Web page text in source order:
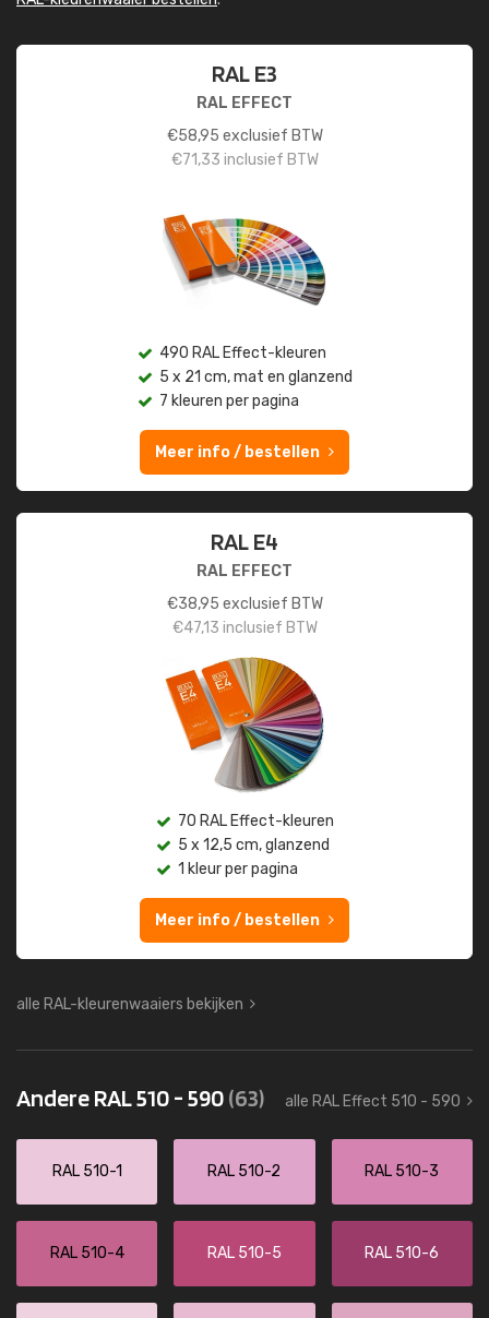
RAL E3
RAL EFFECT
€58,95 exclusief BTW
€71,33 inclusief BTW
490 RAL Effect-kleuren
5 x 21 cm, mat en glanzend
7 kleuren per pagina
Meer info / bestellen
RAL E4
RAL EFFECT
€38,95 exclusief BTW
€47,13 inclusief BTW
70 RAL Effect-kleuren
5 x 12,5 cm, glanzend
1 kleur per pagina
Meer info / bestellen
alle RAL-kleurenwaaiers bekijken
Andere RAL 510 - 590(63) alle RAL Effect 510 - 590
RAL 510-1 RAL 510-2 RAL 510-3
RAL 510-4 RAL 510-5 RAL 510-6